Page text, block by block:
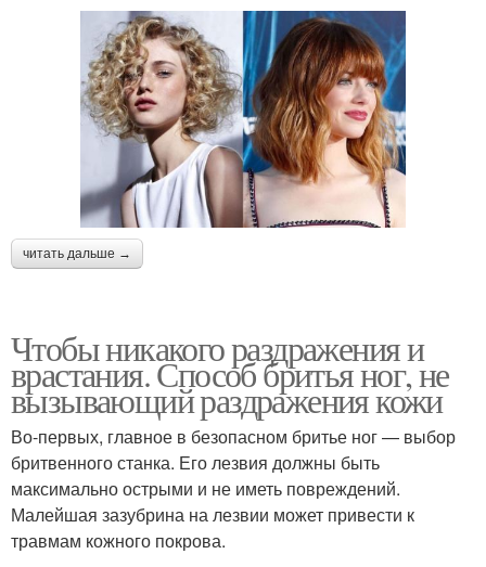
читать дальше →
Чтобы никакого раздражения и
врастания. Способ бритья ног, не
вызывающий раздражения кожи
Во-первых, главное в безопасном бритье ног — выбор
бритвенного станка. Его лезвия должны быть
максимально острыми и не иметь повреждений.
Малейшая зазубрина на лезвии может привести к
травмам кожного покрова.